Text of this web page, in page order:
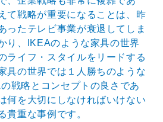
て戦略が重要になることは、昨
ったテレビ事業が衰退してしま
り、IKEAのような家具の世界
ライフ・スタイルをリードする
具の世界では１人勝ちのような
戦略とコンセプトの良さであ
何を大切にしなければいけない
貴重な事例です。